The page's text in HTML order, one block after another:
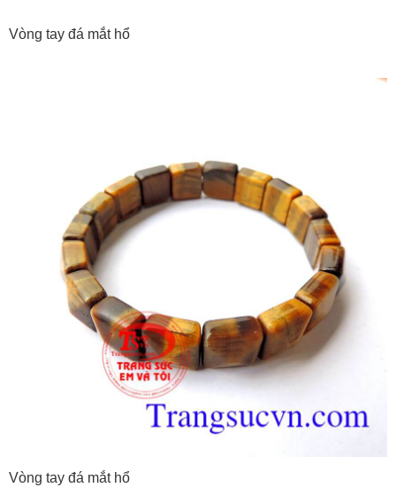
Vòng tay đá mắt hổ
Vòng tay đá mắt hổ